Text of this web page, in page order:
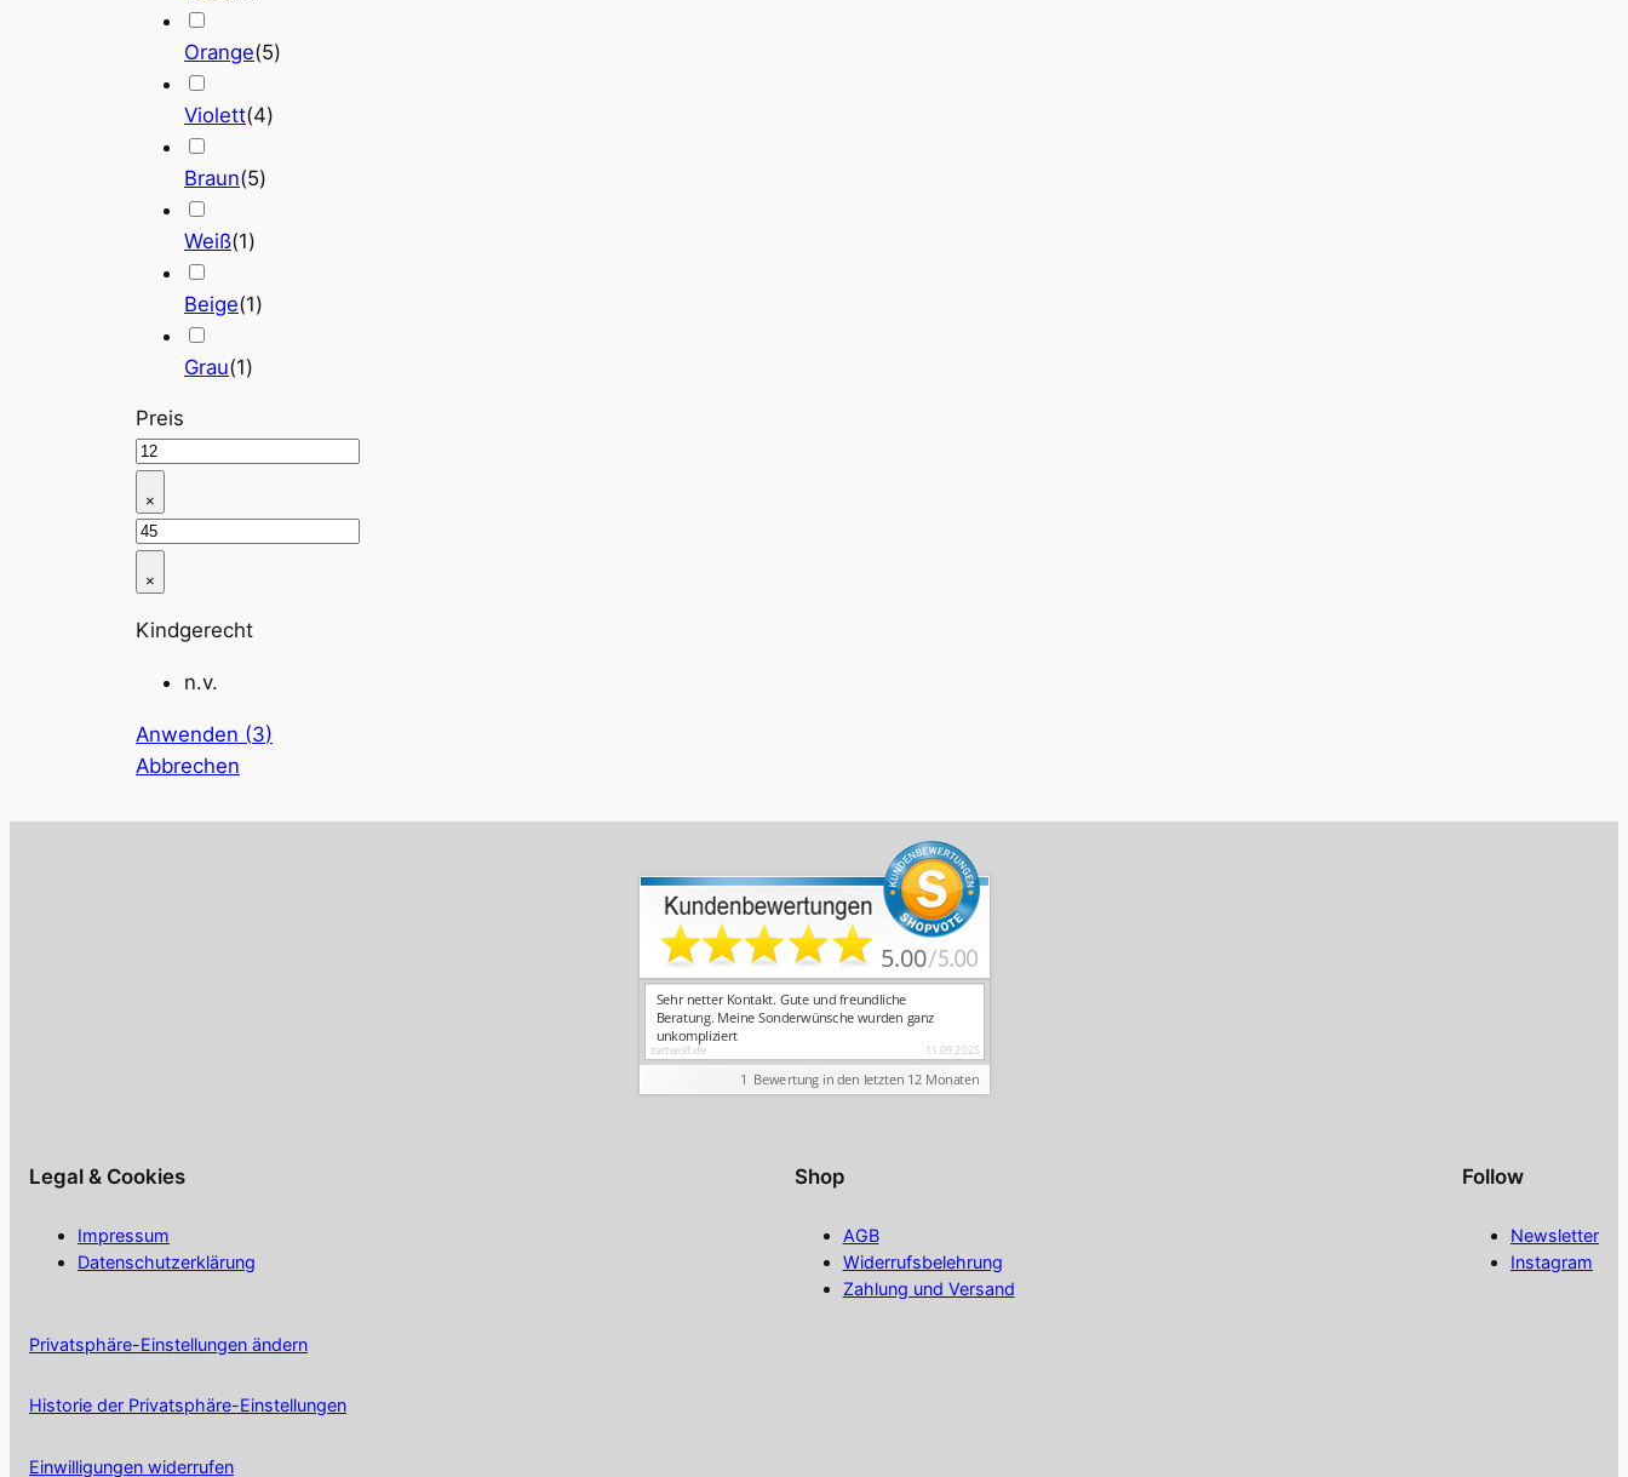
Orange(5)
Violett(4)
Braun(5)
Weiß(1)
Beige(1)
Grau(1)
Preis
×
×
Kindgerecht
n.v.
Anwenden (3)
Abbrechen
Legal & Cookies
Impressum
Datenschutzerklärung
Privatsphäre-Einstellungen ändern
Historie der Privatsphäre-Einstellungen
Einwilligungen widerrufen
Shop
AGB
Widerrufsbelehrung
Zahlung und Versand
Follow
Newsletter
Instagram